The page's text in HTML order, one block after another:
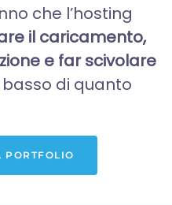
che l’hosting
il caricamento,
e far scivolare
basso di quanto
PORTFOLIO